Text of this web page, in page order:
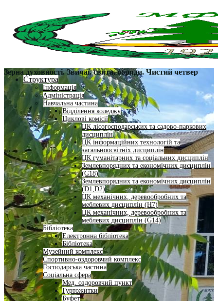
Структура
Інформація
Адміністрація
Навчальна частина
Відділення коледжу
Циклові комісії
ЦК лісогосподарських та садово-паркових
дисциплін
ЦК інформаційних технологій та
загальноосвітніх дисциплін
ЦК гуманітарних та соціальних дисциплін
Землевпорядних та економічних дисциплін
(G18)
Землевпорядних та економічних дисциплін
(D1,D2)
ЦК механічних, деревообробних та
меблевих дисциплін (H7)
ЦК механічних, деревообробних та
меблевих дисциплін (G14)
Бібліотека
Електронна бібліотека
Бібліотека
Музейний комплекс
Спортивно-оздоровчий комплекс
Господарська частина
Соціальна сфера
Мед. оздоровчий пункт
Гуртожитки
Буфет
Зерна духовності. Звичаї, свята, обряди. Чистий четвер